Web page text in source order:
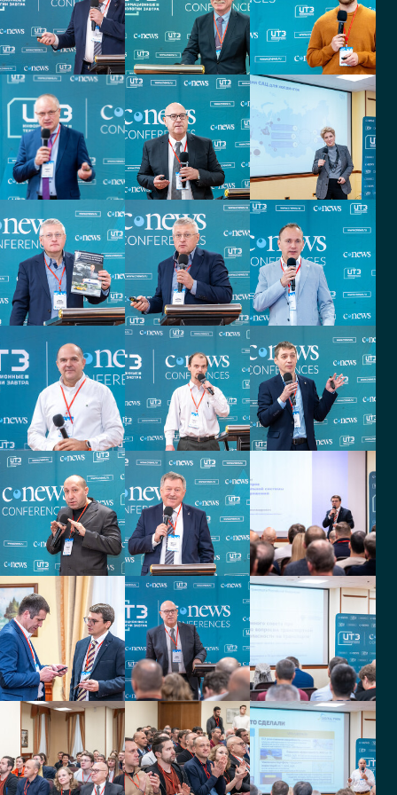
Ситуационного центра
ГКУ ЦОДД
Начальник управления
Технополис Групп
Управляющий партнёр
МТС Банк
Руководитель
ситуационного центра
АО Т-Банк
Старший специалист
АО
Атомстройэкспорт
Руководитель цифровой
лаборатории
Галс-Девелопмент
Руководитель ИТ
ООО Алвиса
Начальник отдела
технической поддержки
ООО УК Корвет
Руководитель
Ситуационного Центра
АО ЮТэйр-
Вертолетные услуги
Руководитель проектов по
БПЛА
ФГ БКС
Советник по вопросам
стабильности
ГАУ МО
Центрлесхоз
заместитель начальника
региональной
диспетчерской службы
ООО Медиа
Технологии
Директор по развитию
бизнеса
ООО Медиа
Технологии
Менеджер отдела по
развитию бизнеса
Департамент
информационных
технологий города
Москвы
Руководитель проектов
департамента
информационной
безопасности отраслевых
проектов ДИТ г. Москвы
Fesco ГКУ ЦОДД